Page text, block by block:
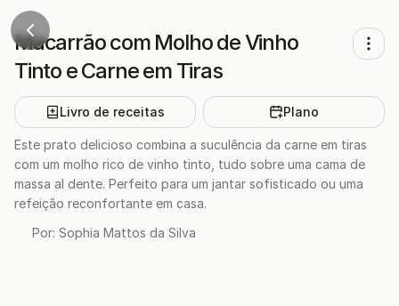
Macarrão com Molho de Vinho
Tinto e Carne em Tiras
Livro de receitas Plano
Este prato delicioso combina a suculência da carne em tiras
com um molho rico de vinho tinto, tudo sobre uma cama de
massa al dente. Perfeito para um jantar sofisticado ou uma
refeição reconfortante em casa.
Por: Sophia Mattos da Silva